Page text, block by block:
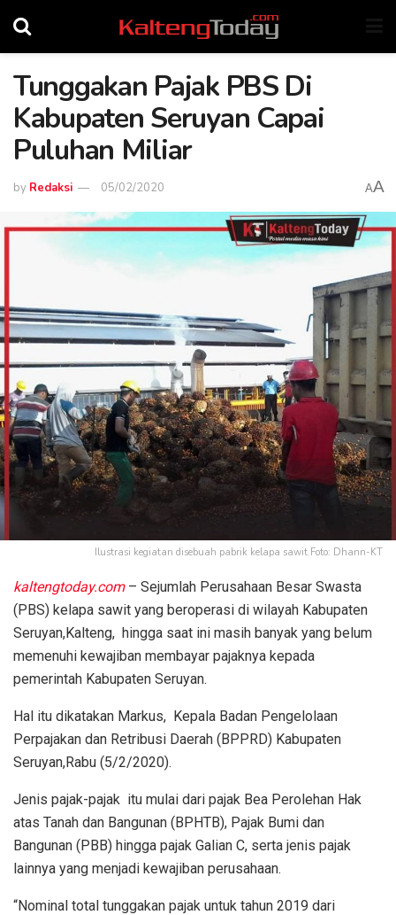
Tunggakan Pajak PBS Di
Kabupaten Seruyan Capai
Puluhan Miliar
by Redaksi 05/02/2020 AA
Ilustrasi kegiatan disebuah pabrik kelapa sawit.Foto: Dhann-KT
kaltengtoday.com– Sejumlah Perusahaan Besar Swasta
(PBS) kelapa sawit yang beroperasi di wilayah Kabupaten
Seruyan,Kalteng, hingga saat ini masih banyak yang belum
memenuhi kewajiban membayar pajaknya kepada
pemerintah Kabupaten Seruyan.
Hal itu dikatakan Markus, Kepala Badan Pengelolaan
Perpajakan dan Retribusi Daerah (BPPRD) Kabupaten
Seruyan,Rabu (5/2/2020).
Jenis pajak-pajak itu mulai dari pajak Bea Perolehan Hak
atas Tanah dan Bangunan (BPHTB), Pajak Bumi dan
Bangunan (PBB) hingga pajak Galian C, serta jenis pajak
lainnya yang menjadi kewajiban perusahaan.
“Nominal total tunggakan pajak untuk tahun 2019 dari